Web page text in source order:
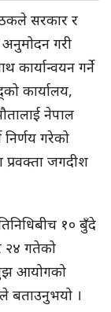
सरकार र
गरी
कार्यान्वयन गर्ने
कार्यालय,
नेपाल
निर्णय गरेको
प्रवक्ता जगदीश
१० बुँदे
२४ गतेको
आयोगको
बताउनुभयो ।